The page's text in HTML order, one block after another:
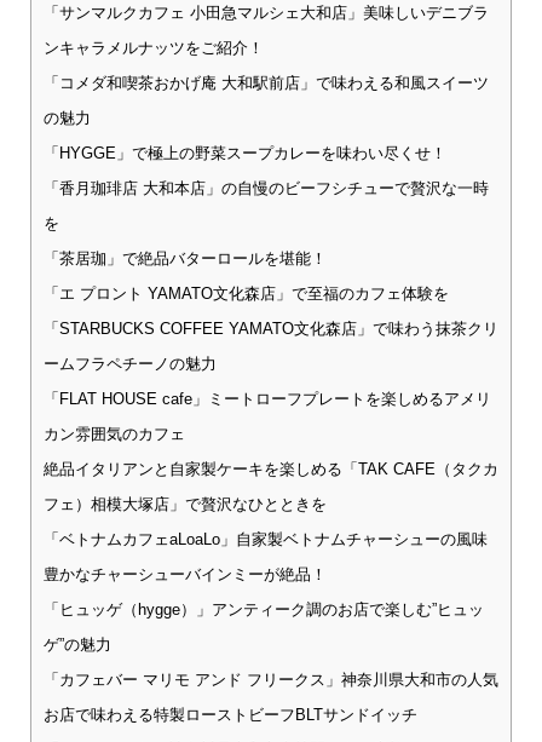
「サンマルクカフェ 小田急マルシェ大和店」美味しいデニブラ
ンキャラメルナッツをご紹介！
「コメダ和喫茶おかげ庵 大和駅前店」で味わえる和風スイーツ
の魅力
「HYGGE」で極上の野菜スープカレーを味わい尽くせ！
「香月珈琲店 大和本店」の自慢のビーフシチューで贅沢な一時
を
「茶居珈」で絶品バターロールを堪能！
「エ プロント YAMATO文化森店」で至福のカフェ体験を
「STARBUCKS COFFEE YAMATO文化森店」で味わう抹茶クリ
ームフラペチーノの魅力
「FLAT HOUSE cafe」ミートローフプレートを楽しめるアメリ
カン雰囲気のカフェ
絶品イタリアンと自家製ケーキを楽しめる「TAK CAFE（タクカ
フェ）相模大塚店」で贅沢なひとときを
「ベトナムカフェaLoaLo」自家製ベトナムチャーシューの風味
豊かなチャーシューバインミーが絶品！
「ヒュッゲ（hygge）」アンティーク調のお店で楽しむ”ヒュッ
ゲ”の魅力
「カフェバー マリモ アンド フリークス」神奈川県大和市の人気
お店で味わえる特製ローストビーフBLTサンドイッチ